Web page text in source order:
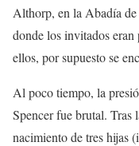
Althorp, en la Abadía de
donde los invitados eran
ellos, por supuesto se
Al poco tiempo, la
Spencer fue brutal. Tras
nacimiento de tres hijas